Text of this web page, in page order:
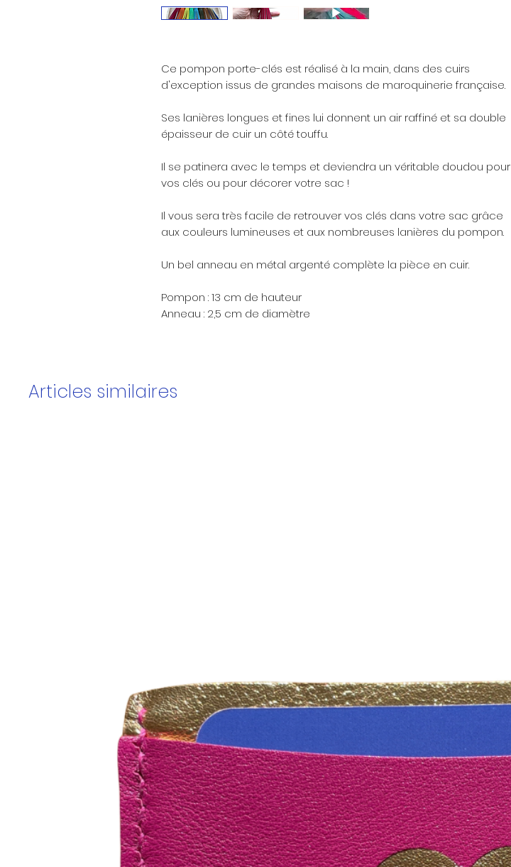
Ce pompon porte-clés est réalisé à la main, dans des cuirs
d'exception issus de grandes maisons de maroquinerie française.
Ses lanières longues et fines lui donnent un air raffiné et sa double
épaisseur de cuir un côté touffu.
Il se patinera avec le temps et deviendra un véritable doudou pour
vos clés ou pour décorer votre sac !
Il vous sera très facile de retrouver vos clés dans votre sac grâce
aux couleurs lumineuses et aux nombreuses lanières du pompon.
Un bel anneau en métal argenté complète la pièce en cuir.
Pompon : 13 cm de hauteur
Anneau : 2,5 cm de diamètre
Articles similaires